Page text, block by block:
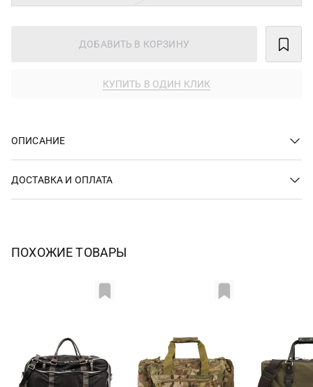
ДОБАВИТЬ В КОРЗИНУ
КУПИТЬ В ОДИН КЛИК
ОПИСАНИЕ
ДОСТАВКА И ОПЛАТА
ПОХОЖИЕ ТОВАРЫ